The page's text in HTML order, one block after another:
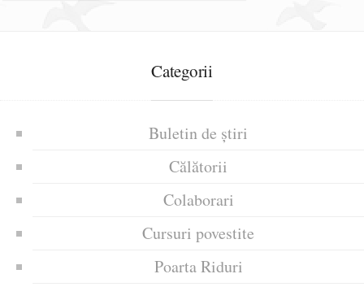
Categorii
Buletin de știri
Călătorii
Colaborari
Cursuri povestite
Poarta Riduri